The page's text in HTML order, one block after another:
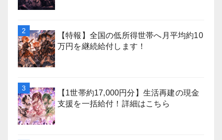
【特報】全国の低所得世帯へ月平均約10
万円を継続給付します！
【1世帯約17,000円分】生活再建の現金
支援を一括給付！詳細はこちら